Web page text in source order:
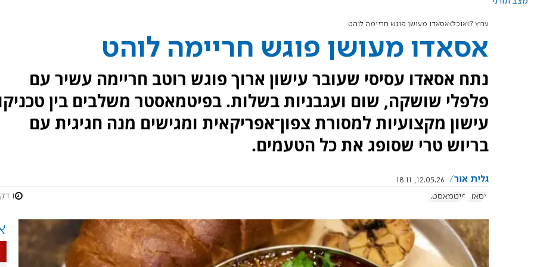
ערוץ 7 אוכל אסאדו מעושן פוגש חריימה לוהט
אסאדו מעושן פוגש חריימה לוהט
נתח אסאדו עסיסי שעובר עישון ארוך פוגש רוטב חריימה עשיר עם
פלפלי שושקה, שום ועגבניות בשלות. בפיטמאסטר משלבים בין
עישון מקצועיות למסורת צפון־אפריקאית ומגישים מנה חגיגית עם
בריוש טרי שסופג את כל הטעמים.
גלית אור
12.05.26, 18:11
אסאדו
פיטמאסטר 1 דקות